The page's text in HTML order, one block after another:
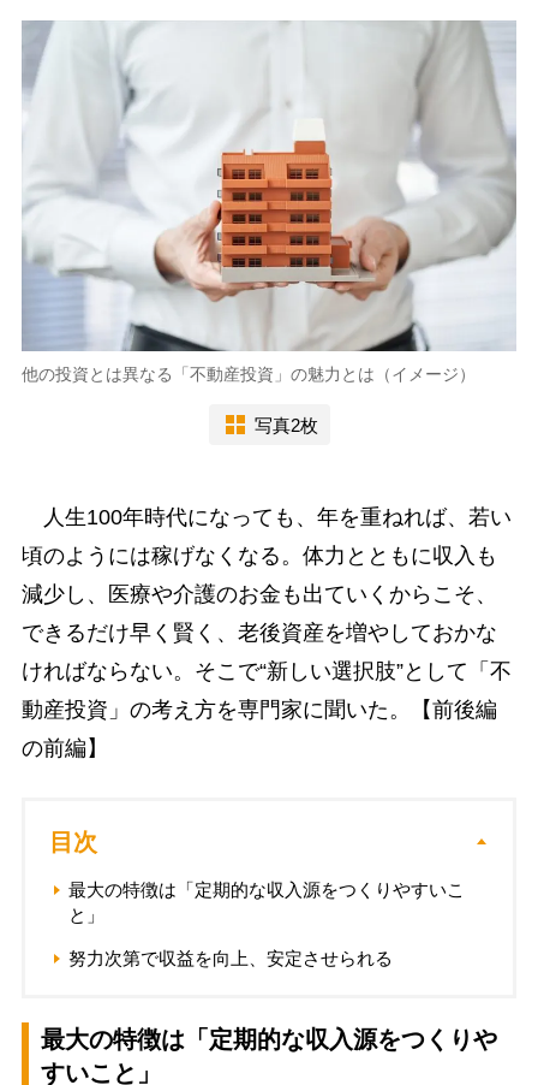
他の投資とは異なる「不動産投資」の魅力とは（イメージ）
写真2枚
人生100年時代になっても、年を重ねれば、若い
頃のようには稼げなくなる。体力とともに収入も
減少し、医療や介護のお金も出ていくからこそ、
できるだけ早く賢く、老後資産を増やしておかな
ければならない。そこで“新しい選択肢”として「不
動産投資」の考え方を専門家に聞いた。【前後編
の前編】
目次
最大の特徴は「定期的な収入源をつくりやすいこ
と」
努力次第で収益を向上、安定させられる
最大の特徴は「定期的な収入源をつくりや
すいこと」